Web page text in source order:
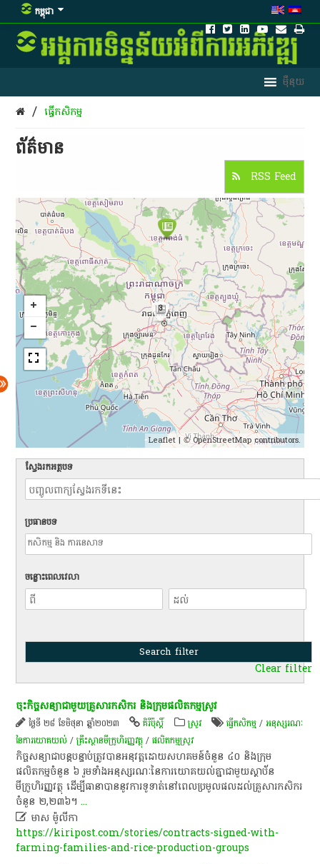
កម្ពុជា
/ ធ្វើកសិកម្ម
ព័ត៌មាន​
RSS Feed
3
Leaflet| © OpenStreetMapcontributors.
ស្វែងរកអត្ថបទ
ប្រធានបទ
ចន្លោះពេលវេលា
Clear filter
ចុះ​កិច្ចសន្យា​ជាមួយ​គ្រួសារ​កសិករ​ និង​ក្រុម​ផលិតកម្ម​ស្រូវ​
ថ្ងៃទី ២៨ ខែមិថុនា ឆ្នាំ២០២៣ គិរីប៉ុស្តិ៍ ​ស្រូវ​ ធ្វើកសិកម្ម /អនុស្សរណៈ
នៃការយោគយល់ /គ្រឹះស្ថានមីក្រូហិរញ្ញវត្ថុ /ផលិតកម្មស្រូវ
​កិច្ចសន្យា​ជា​បន្តបន្ទាប់​ត្រូវ​បាន​អនុវត្ត​ដោយ​សហគមន៍​ចំនួន​ ៤០​ និង​ក្រុម​
ផលិតកម្ម​ចំនួន​ ៦​ រួម​ទាំង​អនុស្សរណៈ​នៃ​ការ​យោគយល់​គ្នា​ជាមួយ​ស្ថាប័ន​
មីក្រូហិរញ្ញវត្ថុ​ ដើម្បី​ធានា​បាន​នូវ​ការ​ទូទាត់​នៅ​ពេល​ប្រមូល​ផល​ដល់​គ្រួសារ​កសិករ​
ចំនួន​ ២,២៣៦​។​...
 មាស ម៉ូលីកា
https://kiripost.com/stories/contracts-signed-with-
farming-families-and-rice-production-groups